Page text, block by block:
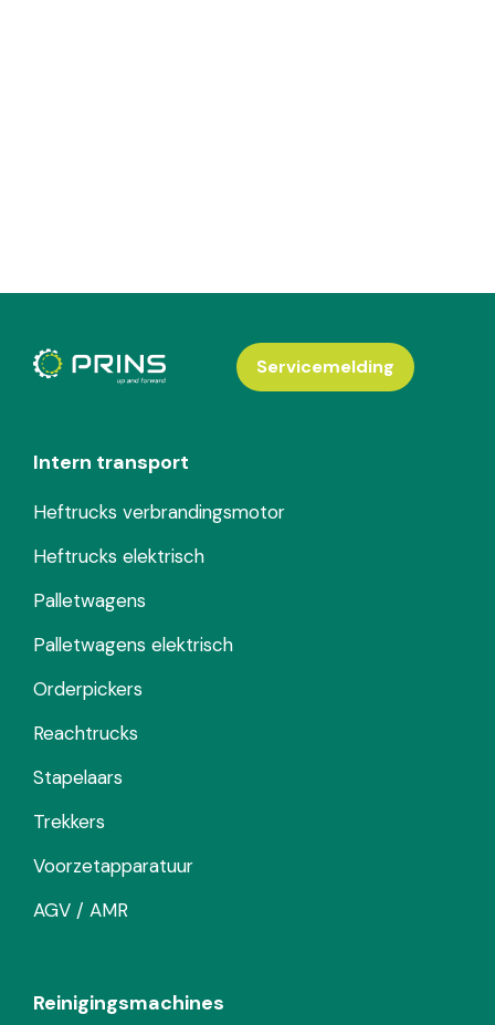
Intern transport
Heftrucks verbrandingsmotor
Heftrucks elektrisch
Palletwagens
Palletwagens elektrisch
Orderpickers
Reachtrucks
Stapelaars
Trekkers
Voorzetapparatuur
AGV / AMR
Reinigingsmachines
Servicemelding